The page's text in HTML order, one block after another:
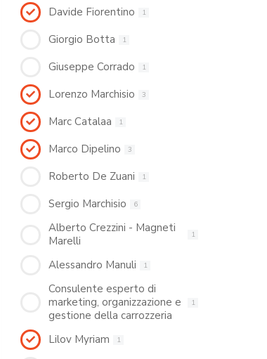
Davide Fiorentino 1
Giorgio Botta 1
Giuseppe Corrado 1
Lorenzo Marchisio 3
Marc Catalaa 1
Marco Dipelino 3
Roberto De Zuani 1
Sergio Marchisio 6
Alberto Crezzini - Magneti
Marelli
1
Alessandro Manuli 1
Consulente esperto di
marketing, organizzazione e
gestione della carrozzeria
1
Lilov Myriam 1